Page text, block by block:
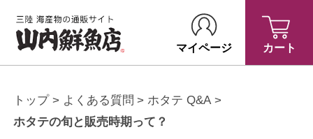
マイページ カート
トップ よくある質問
ホタテ Q&A
ホタテの旬と販売時期って？